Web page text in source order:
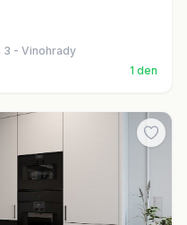
3 - Vinohrady
1 den